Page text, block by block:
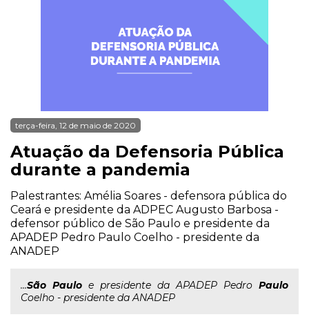
terça-feira, 12 de maio de 2020
Atuação da Defensoria Pública
durante a pandemia
Palestrantes: Amélia Soares - defensora pública do
Ceará e presidente da ADPEC Augusto Barbosa -
defensor público de São Paulo e presidente da
APADEP Pedro Paulo Coelho - presidente da
ANADEP
...São Paulo e presidente da APADEP Pedro Paulo
Coelho - presidente da ANADEP